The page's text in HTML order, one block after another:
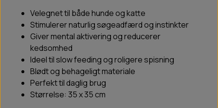
Velegnet til både hunde og katte
Stimulerer naturlig søgeadfærd og instinkter
Giver mental aktivering og reducerer
kedsomhed
Ideel til slow feeding og roligere spisning
Blødt og behageligt materiale
Perfekt til daglig brug
Størrelse: 35 x 35 cm